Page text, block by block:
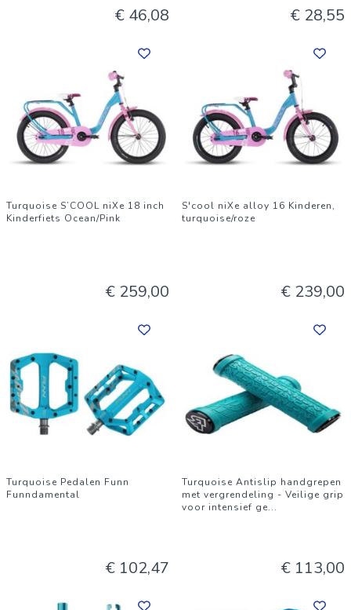
€ 46,08 € 28,55
Turquoise S’COOL niXe 18 inch
Kinderfiets Ocean/Pink
€ 259,00
S'cool niXe alloy 16 Kinderen,
turquoise/roze
€ 239,00
Turquoise Pedalen Funn
Funndamental
€ 102,47
Turquoise Antislip handgrepen
met vergrendeling - Veilige grip
voor intensief ge...
€ 113,00